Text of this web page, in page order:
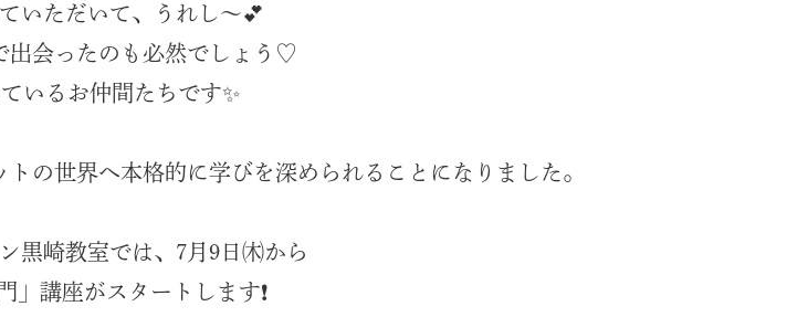
いただいて、うれし～💕
出会ったのも必然でしょう♡
いるお仲間たちです✨
の世界へ本格的に学びを深められることになりました。
黒崎教室では、7月9日㈭から
」講座がスタートします❗️